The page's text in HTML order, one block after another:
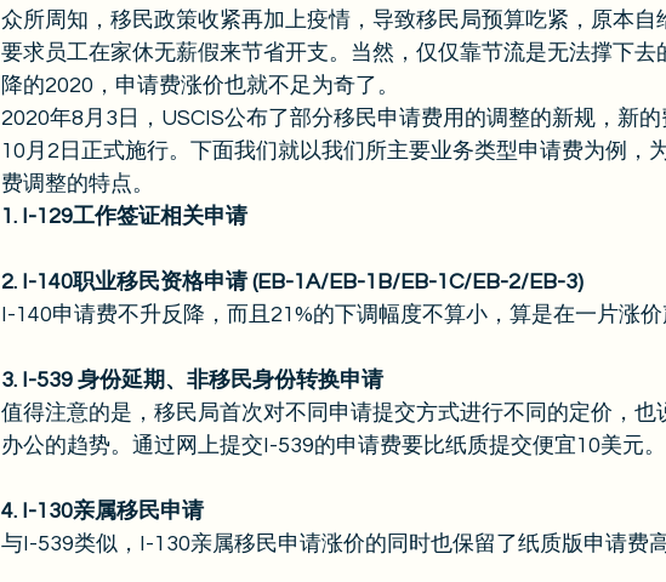
众所周知，移民政策收紧再加上疫情，导致移民局预算吃紧，原本自
要求员工在家休无薪假来节省开支。当然，仅仅靠节流是无法撑下去
降的2020，申请费涨价也就不足为奇了。
2020年8月3日，USCIS公布了部分移民申请费用的调整的新规，新
10月2日正式施行。下面我们就以我们所主要业务类型申请费为例，
费调整的特点。
1. I-129工作签证相关申请
2. I-140职业移民资格申请 (EB-1A/EB-1B/EB-1C/EB-2/EB-3)
I-140申请费不升反降，而且21%的下调幅度不算小，算是在一片涨价
3. I-539 身份延期、非移民身份转换申请
值得注意的是，移民局首次对不同申请提交方式进行不同的定价，也
办公的趋势。通过网上提交I-539的申请费要比纸质提交便宜10美元。
4. I-130亲属移民申请
与I-539类似，I-130亲属移民申请涨价的同时也保留了纸质版申请费